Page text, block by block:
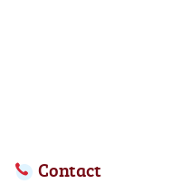
Contact